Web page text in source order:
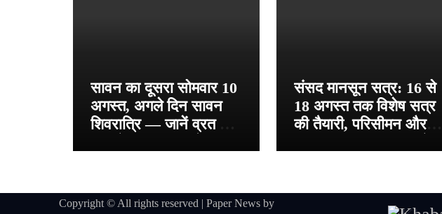
सावन का दूसरा सोमवार 10
अगस्त, अगले दिन सावन
शिवरात्रि — जानें व्रत की
संसद मानसून सत्र: 16 से
18 अगस्त तक विशेष सत्र
की तैयारी, परिसीमन और
Copyright © All rights reserved | Paper News by